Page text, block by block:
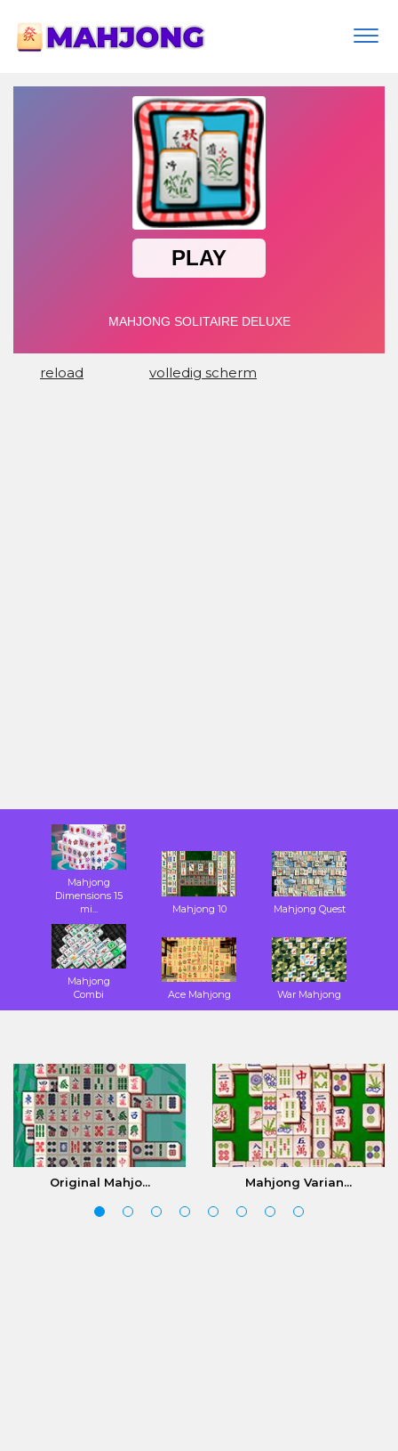
reload volledig scherm
Mahjong
Dimensions 15
mi...
Mahjong 10 Mahjong Quest
Mahjong
Combi
Ace Mahjong War Mahjong
Original Mahjo... Mahjong Varian...